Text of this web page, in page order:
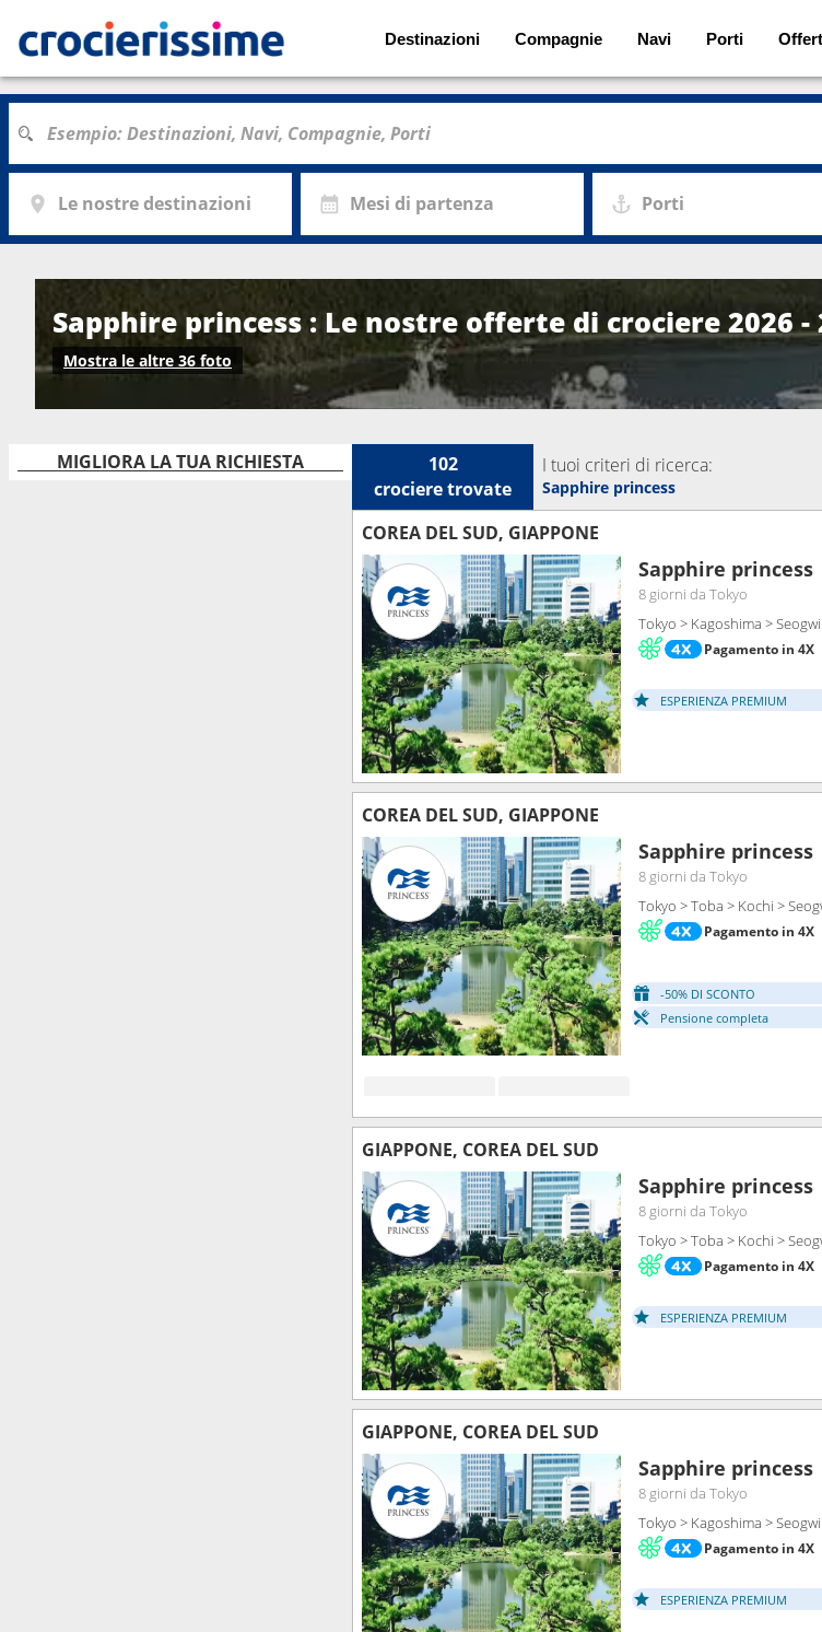
Destinazioni Compagnie Navi Porti
Le nostre destinazioni Mesi di partenza Porti
Sapphire princess : Le nostre offerte di crociere 2026 -
Mostra le altre 36 foto
MIGLIORA LA TUA RICHIESTA
102
crocieretrovate
I tuoi criteri di ricerca:
Sapphire princess
COREA DEL SUD, GIAPPONE
Sapphire princess
8 giorni da Tokyo
Tokyo > Kagoshima >
Pagamento in 4X
ESPERIENZA PREMIUM
COREA DEL SUD, GIAPPONE
Sapphire princess
8 giorni da Tokyo
Tokyo > Toba > Kochi >
Pagamento in 4X
-50% DI SCONTO
Pensione completa
GIAPPONE, COREA DEL SUD
Sapphire princess
8 giorni da Tokyo
Tokyo > Toba > Kochi >
Pagamento in 4X
ESPERIENZA PREMIUM
GIAPPONE, COREA DEL SUD
Sapphire princess
8 giorni da Tokyo
Tokyo > Kagoshima >
Pagamento in 4X
ESPERIENZA PREMIUM